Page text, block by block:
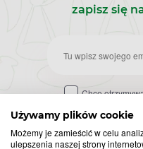
Używamy plików cookie
Możemy je zamieścić w celu
ulepszenia naszej strony
zapisz się
Zapisz
do
Chcę